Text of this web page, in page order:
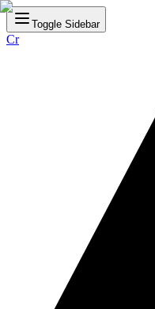
Toggle Sidebar
Cr